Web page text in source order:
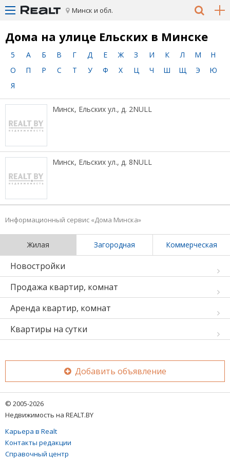
Минск и обл.
Дома на улице Ельских в Минске
5 А Б В Г Д Е Ж З И К Л М
Н
О
П Р С Т У Ф Х Ц Ч Ш Щ Э
Ю
Я
Минск, Ельских ул., д. 2NULL
Минск, Ельских ул., д. 8NULL
Информационный сервис «Дома Минска»
Жилая Загородная Коммерческая
Новостройки
Продажа квартир, комнат
Аренда квартир, комнат
Квартиры на сутки
Добавить объявление
© 2005-2026
Недвижимость на REALT.BY
Карьера в Realt
Контакты редакции
Справочный центр